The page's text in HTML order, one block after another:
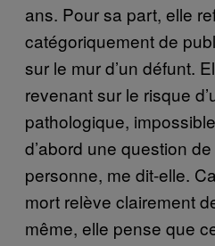
ans. Pour sa part, elle
catégoriquement de
sur le mur d’un défunt.
revenant sur le risque
pathologique,
d’abord une question
personne, me dit-elle.
mort relève clairement
même, elle pense que